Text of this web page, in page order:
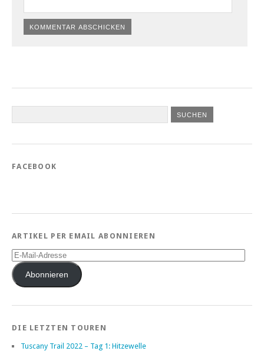
FACEBOOK
ARTIKEL PER EMAIL ABONNIEREN
E-
Mail-
AdresseAbonnieren
DIE LETZTEN TOUREN
Tuscany Trail 2022 – Tag 1: Hitzewelle